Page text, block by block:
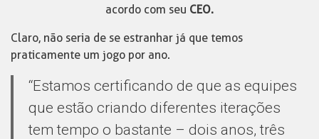
acordo com seu CEO.
Claro, não seria de se estranhar já que temos
praticamente um jogo por ano.
“Estamos certificando de que as equipes
que estão criando diferentes iterações
tem tempo o bastante – dois anos, três